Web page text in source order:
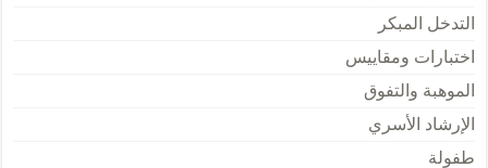
التدخل المبكر
اختبارات ومقاييس
الموهبة والتفوق
الإرشاد الأسري
طفولة